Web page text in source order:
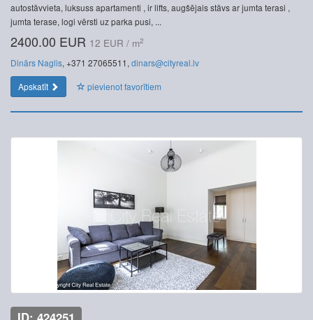
autostāvvieta, luksuss apartamenti , ir lifts, augšējais stāvs ar jumta terasi ,
jumta terase, logi vērsti uz parka pusi, ...
2400.00 EUR 12 EUR / m2
Dinārs Naglis, +371 27065511, dinars@cityreal.lv
Apskatīt
pievienot favorītiem